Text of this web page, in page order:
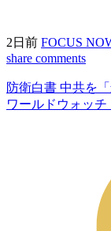
2日前 FOCUS
share comments
防衛白書 中共を
ワールドウォッチ